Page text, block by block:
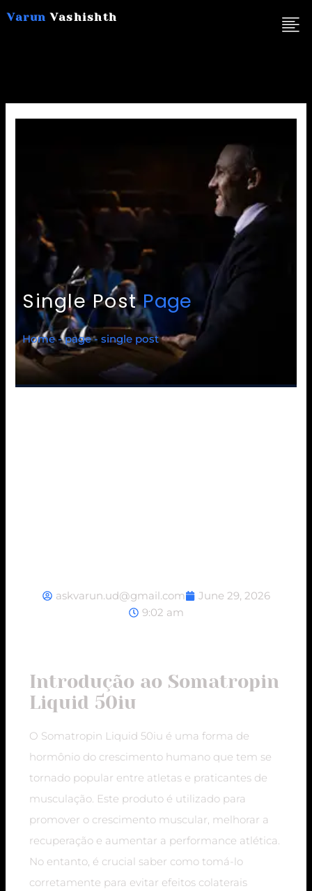
Varun Vashishth
Single PostPage
Home - page - single post
askvarun.ud@gmail.com
June 29, 2026
9:02 am
Introdução ao Somatropin
Liquid 50iu
O Somatropin Liquid 50iu é uma forma de
hormônio do crescimento humano que tem se
tornado popular entre atletas e praticantes de
musculação. Este produto é utilizado para
promover o crescimento muscular, melhorar a
recuperação e aumentar a performance atlética.
No entanto, é crucial saber como tomá-lo
corretamente para evitar efeitos colaterais